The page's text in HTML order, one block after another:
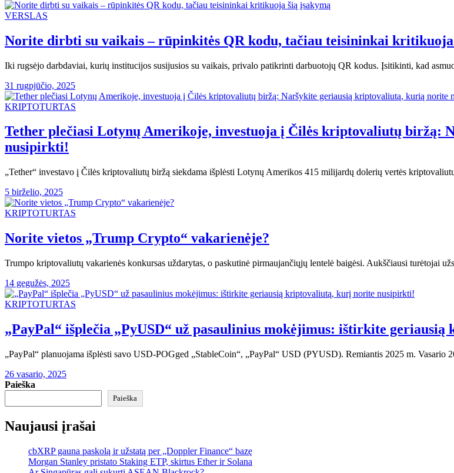
VERSLAS
Norite dirbti su vaikais – rūpinkitės QR kodu, tačiau teisininkai kritikuoja
Iki rugsėjo darbdaviai, kurių institucijos susijusios su vaikais, privalo patikrinti darbuotojų QR kodus. Įsitikinti, kad
31 rugpjūčio, 2025
KRIPTOTURTAS
Tether plečiasi Lotynų Amerikoje, investuoja į Čilės kriptovaliutų biržą:
nusipirkti!
„Tether“ investavo į Čilės kriptovaliutų biržą siekdama išplėsti Lotynų Amerikos 415 milijardų dolerių vertės
5 birželio, 2025
KRIPTOTURTAS
Norite vietos „Trump Crypto“ vakarienėje?
Trumpo kriptovaliutų vakarienės konkursas uždarytas, o paskutinė pirmaujančiųjų lentelė baigėsi. Aukščiausi turėtojai
14 gegužės, 2025
KRIPTOTURTAS
„PayPal“ išplečia „PyUSD“ už pasaulinius mokėjimus: ištirkite
„PayPal“ planuojama išplėsti savo USD-POGged „StableCoin“, „PayPal“ USD (PYUSD). Remiantis 2025 m. Vasario
26 vasario, 2025
Paieška
Paieška
Naujausi įrašai
cbXRP gauna paskolą ir užstatą per „Doppler Finance“ bazę
Morgan Stanley pristato Staking ETP, skirtus Ether ir Solana